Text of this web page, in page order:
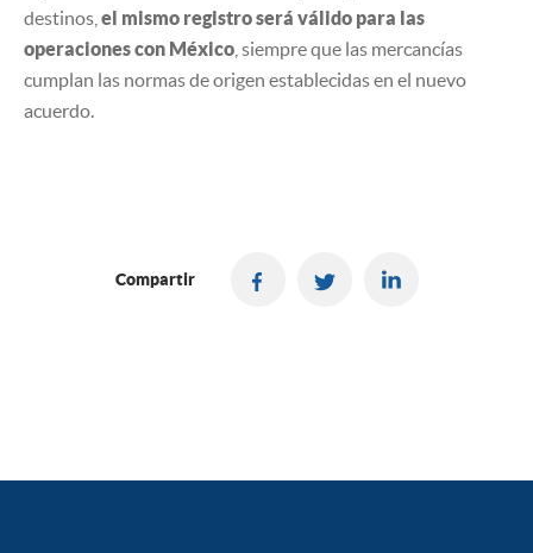
destinos, el mismo registro será válido para las
operaciones con México , siempre que las mercancías
cumplan las normas de origen establecidas en el nuevo
acuerdo.
Compartir